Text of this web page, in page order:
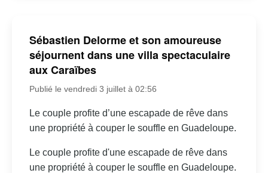
Sébastien Delorme et son amoureuse
séjournent dans une villa spectaculaire
aux Caraïbes
Publié le vendredi 3 juillet à 02:56
Le couple profite d’une escapade de rêve dans
une propriété à couper le souffle en Guadeloupe.
Le couple profite d'une escapade de rêve dans
une propriété à couper le souffle en Guadeloupe.